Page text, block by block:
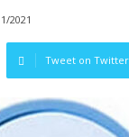
2021
Tweet on Twitter